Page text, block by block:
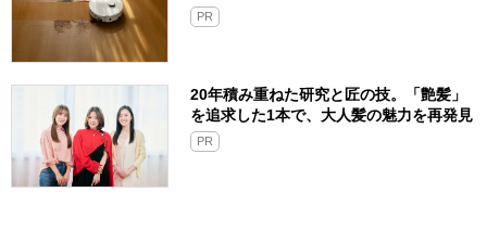
PR
20年積み重ねた研究と匠の技。「艶髪」
を追求した1本で、大人髪の魅力を再発見
PR